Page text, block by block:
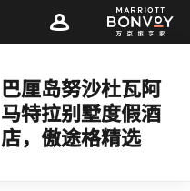
巴厘岛努沙杜瓦阿
马特拉别墅度假酒
店，傲途格精选